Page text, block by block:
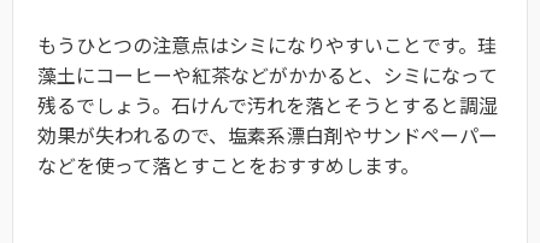
もうひとつの注意点はシミになりやすいことです。珪
藻土にコーヒーや紅茶などがかかると、シミになって
残るでしょう。石けんで汚れを落とそうとすると調湿
効果が失われるので、塩素系漂白剤やサンドペーパー
などを使って落とすことをおすすめします。